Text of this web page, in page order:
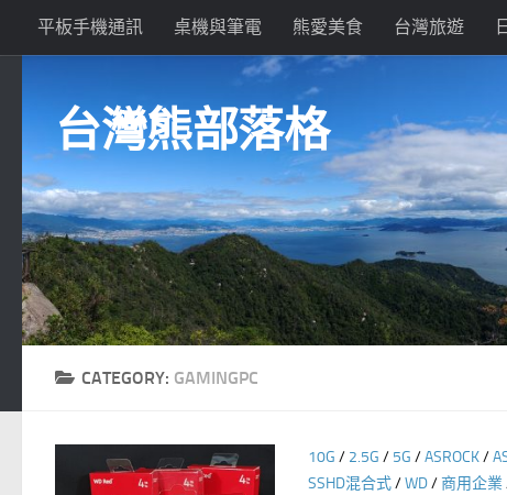
Skip to content
平板手機通訊 桌機與筆電 熊愛美食 台灣旅遊
台灣熊部落格
CATEGORY: GAMINGPC
10G / 2.5G / 5G /ASROCK/
SSHD混合式/WD/商用企業